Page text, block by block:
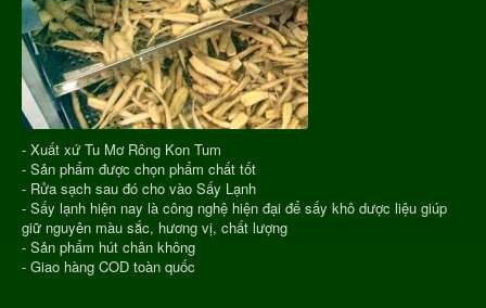
- Xuất xứ Tu Mơ Rông Kon Tum
- Sản phẩm được chọn phẩm chất tốt
- Rửa sạch sau đó cho vào Sấy Lạnh
- Sấy lạnh hiện nay là công nghệ hiện đại để sấy khô dược liệu giúp
giữ nguyên màu sắc, hương vị, chất lượng
- Sản phẩm hút chân không
- Giao hàng COD toàn quốc